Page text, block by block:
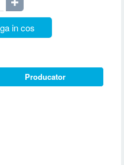
in cos
Producator